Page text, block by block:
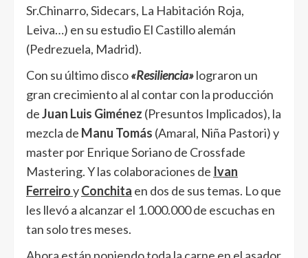
Sr.Chinarro, Sidecars, La Habitación Roja,
Leiva…) en su estudio El Castillo alemán
(Pedrezuela, Madrid).
Con su último disco«Resiliencia»lograron un
gran crecimiento al al contar con la producción
deJuan Luis Giménez (Presuntos Implicados), la
mezcla de Manu Tomás (Amaral, Niña Pastori) y
master por Enrique Soriano de Crossfade
Mastering. Y las colaboraciones de Ivan
FerreiroyConchita en dos de sus temas. Lo que
les llevó a alcanzar el 1.000.000 de escuchas en
tan solo tres meses.